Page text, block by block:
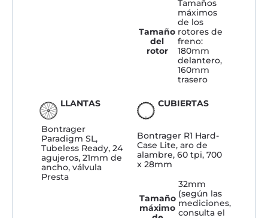
Tamaño
del
rotor
Tamaños
máximos
de los
rotores de
freno:
180mm
delantero,
160mm
trasero
LLANTAS
Bontrager
Paradigm SL,
Tubeless Ready, 24
agujeros, 21mm de
ancho, válvula
Presta
CUBIERTAS
Bontrager R1 Hard-
Case Lite, aro de
alambre, 60 tpi, 700
x 28mm
Tamaño
máximo
32mm
(según las
mediciones,
consulta el